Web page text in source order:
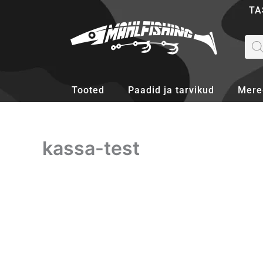
Tooted Paadid ja tarvikud
kassa-test